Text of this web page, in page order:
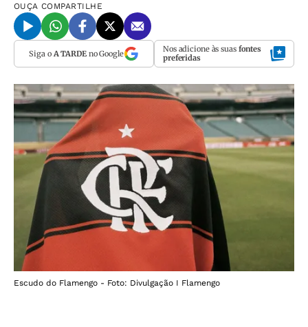
OUÇA COMPARTILHE
Siga o A TARDEno Google Nos adicione às suas fontes
preferidas
Escudo do Flamengo - Foto: Divulgação I Flamengo